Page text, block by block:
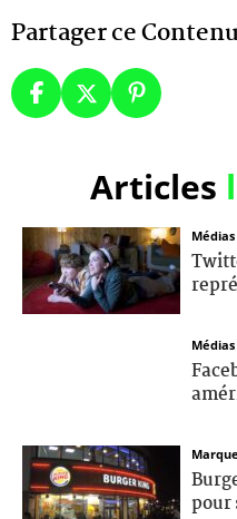
Partager ce Contenu
Articles
Médias
Médias
pour